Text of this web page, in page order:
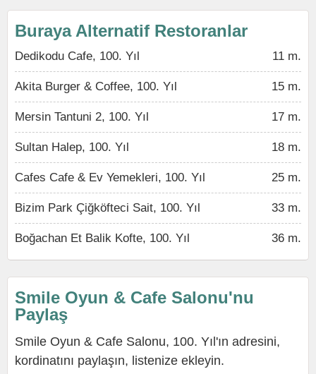
Buraya Alternatif Restoranlar
Dedikodu Cafe, 100. Yıl 11 m.
Akita Burger & Coffee, 100. Yıl 15 m.
Mersin Tantuni 2, 100. Yıl 17 m.
Sultan Halep, 100. Yıl 18 m.
Cafes Cafe & Ev Yemekleri, 100. Yıl 25 m.
Bizim Park Çiğköfteci Sait, 100. Yıl 33 m.
Boğachan Et Balik Kofte, 100. Yıl 36 m.
Smile Oyun & Cafe Salonu'nu
Paylaş
Smile Oyun & Cafe Salonu, 100. Yıl'ın adresini,
kordinatını paylaşın, listenize ekleyin.